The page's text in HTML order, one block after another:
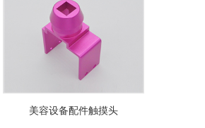
美容设备配件触摸头